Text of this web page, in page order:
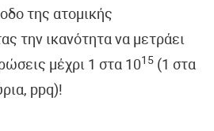
της ατομικής
την ικανότητα να μετράει
μέχρι 1 στα 1015 (1 στα
ppq)!